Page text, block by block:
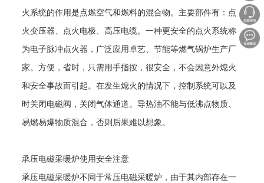
火系统的作用是点燃空气和燃料的混合物。主要部件有：点
火变压器、点火电极、高压电缆。一种更安全的点火系统称
为电子脉冲点火器，广泛应用卓艺、节能等燃气锅炉生产厂
家。方便，省时，只需用手指按，很安全，不会因意外熄火
和安全事故而引起。在发生熄火的情况下，控制系统可以及
时关闭电磁阀，关闭气体通道。导热油不能与低沸点物质、
易燃易爆物质混合，否则后果难以想象。
承压电磁采暖炉使用安全注意
承压电磁采暖炉不同于常压电磁采暖炉，由于其内部存在一